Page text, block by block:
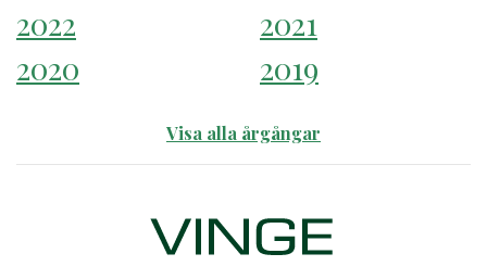
2022
2021
2020
2019
Visa alla årgångar